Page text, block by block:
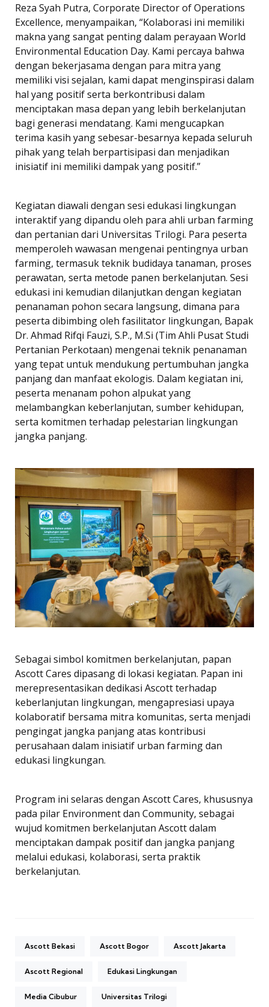
Reza Syah Putra, Corporate Director of Operations
Excellence, menyampaikan, “Kolaborasi ini memiliki
makna yang sangat penting dalam perayaan World
Environmental Education Day. Kami percaya bahwa
dengan bekerjasama dengan para mitra yang
memiliki visi sejalan, kami dapat menginspirasi dalam
hal yang positif serta berkontribusi dalam
menciptakan masa depan yang lebih berkelanjutan
bagi generasi mendatang. Kami mengucapkan
terima kasih yang sebesar-besarnya kepada seluruh
pihak yang telah berpartisipasi dan menjadikan
inisiatif ini memiliki dampak yang positif.”
Kegiatan diawali dengan sesi edukasi lingkungan
interaktif yang dipandu oleh para ahli urban farming
dan pertanian dari Universitas Trilogi. Para peserta
memperoleh wawasan mengenai pentingnya urban
farming, termasuk teknik budidaya tanaman, proses
perawatan, serta metode panen berkelanjutan. Sesi
edukasi ini kemudian dilanjutkan dengan kegiatan
penanaman pohon secara langsung, dimana para
peserta dibimbing oleh fasilitator lingkungan, Bapak
Dr. Ahmad Rifqi Fauzi, S.P., M.Si (Tim Ahli Pusat Studi
Pertanian Perkotaan) mengenai teknik penanaman
yang tepat untuk mendukung pertumbuhan jangka
panjang dan manfaat ekologis. Dalam kegiatan ini,
peserta menanam pohon alpukat yang
melambangkan keberlanjutan, sumber kehidupan,
serta komitmen terhadap pelestarian lingkungan
jangka panjang.
Sebagai simbol komitmen berkelanjutan, papan
Ascott Cares dipasang di lokasi kegiatan. Papan ini
merepresentasikan dedikasi Ascott terhadap
keberlanjutan lingkungan, mengapresiasi upaya
kolaboratif bersama mitra komunitas, serta menjadi
pengingat jangka panjang atas kontribusi
perusahaan dalam inisiatif urban farming dan
edukasi lingkungan.
Program ini selaras dengan Ascott Cares, khususnya
pada pilar Environment dan Community, sebagai
wujud komitmen berkelanjutan Ascott dalam
menciptakan dampak positif dan jangka panjang
melalui edukasi, kolaborasi, serta praktik
berkelanjutan.
Ascott Bekasi Ascott Bogor Ascott Jakarta
Ascott Regional Edukasi Lingkungan
Media Cibubur Universitas Trilogi